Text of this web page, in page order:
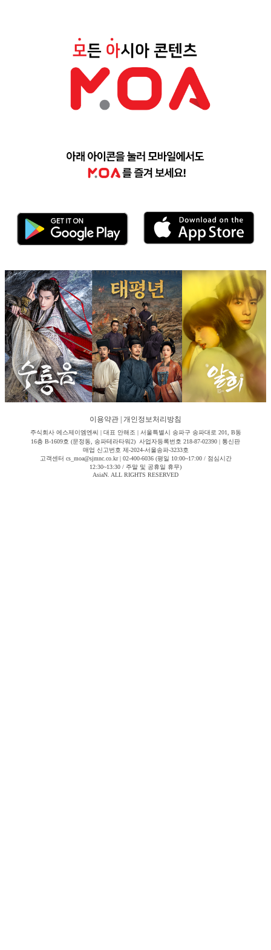
이용약관 개인정보처리방침
주식회사 에스제이엠엔씨 | 대표 안해조 | 서울특별시 송파구 송파대로 201, B동
16층 B-1609호 (문정동, 송파테라타워2) 사업자등록번호 218-87-02390 | 통신판
매업 신고번호 제-2024-서울송파-3233호
고객센터 cs_moa@sjmnc.co.kr | 02-400-6036 (평일 10:00~17:00 / 점심시간
12:30~13:30 / 주말 및 공휴일 휴무)
AsiaN. ALL RIGHTS RESERVED